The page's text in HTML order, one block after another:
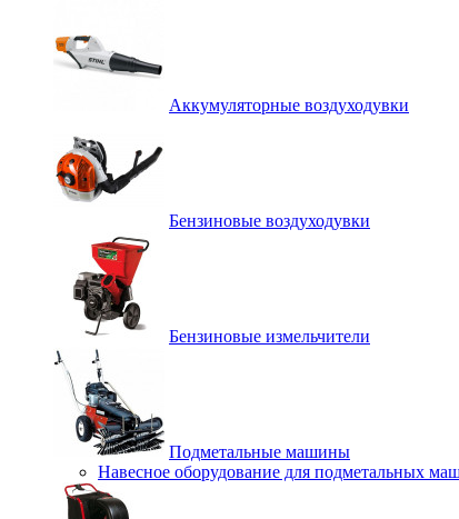
Аккумуляторные воздуходувки
Бензиновые воздуходувки
Бензиновые измельчители
Подметальные машины
Навесное оборудование для подметальных